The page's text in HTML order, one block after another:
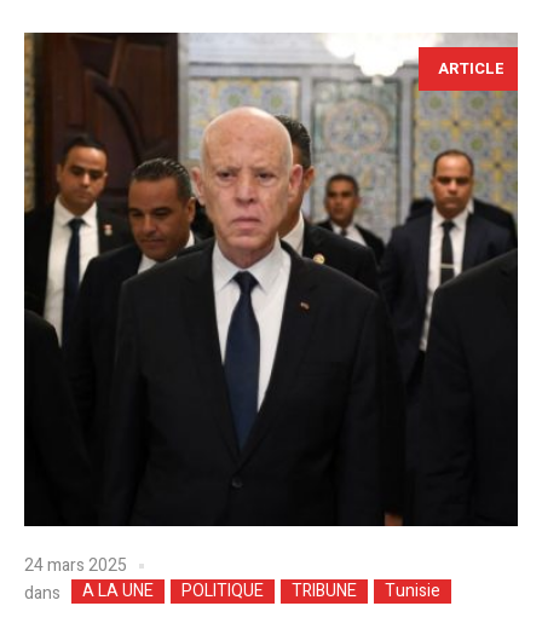
ARTICLE
24 mars 2025
dans
A LA UNE POLITIQUE TRIBUNE Tunisie